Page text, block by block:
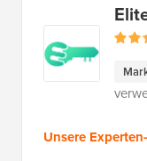
Unsere